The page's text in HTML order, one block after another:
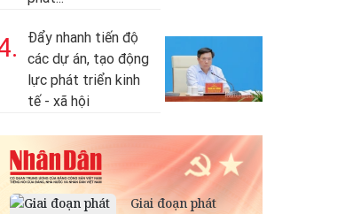
Đẩy nhanh tiến độ
các dự án, tạo động
lực phát triển kinh
tế - xã hội